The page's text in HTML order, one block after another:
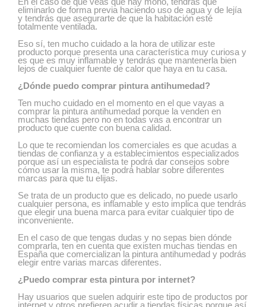
eliminarlo de forma previa haciendo uso de agua y de lejía
y tendrás que asegurarte de que la habitación esté
totalmente ventilada.
Eso sí, ten mucho cuidado a la hora de utilizar este
producto porque presenta una característica muy curiosa y
es que es muy inflamable y tendrás que mantenerla bien
lejos de cualquier fuente de calor que haya en tu casa.
¿Dónde puedo comprar pintura antihumedad?
Ten mucho cuidado en el momento en el que vayas a
comprar la pintura antihumedad porque la venden en
muchas tiendas pero no en todas vas a encontrar un
producto que cuente con buena calidad.
Lo que te recomiendan los comerciales es que acudas a
tiendas de confianza y a establecimientos especializados
porque así un especialista te podrá dar consejos sobre
cómo usar la misma, te podrá hablar sobre diferentes
marcas para que tu elijas.
Se trata de un producto que es delicado, no puede usarlo
cualquier persona, es inflamable y esto implica que tendrás
que elegir una buena marca para evitar cualquier tipo de
inconveniente.
En el caso de que tengas dudas y no sepas bien dónde
comprarla, ten en cuenta que existen muchas tiendas en
España que comercializan la pintura antihumedad y podrás
elegir entre varias marcas diferentes.
¿Puedo comprar esta pintura por internet?
Hay usuarios que suelen adquirir este tipo de productos por